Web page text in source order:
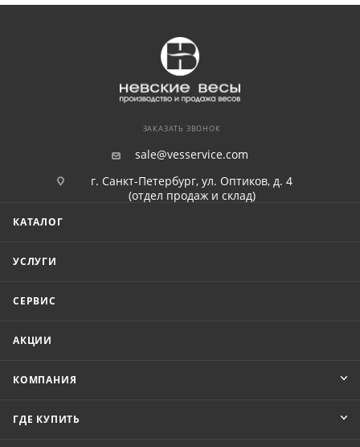
ЗАКАЗАТЬ ЗВОНОК
sale@vesservice.com
г. Санкт-Петербург, ул. Оптиков, д. 4
(отдел продаж и склад)
КАТАЛОГ
УСЛУГИ
СЕРВИС
АКЦИИ
КОМПАНИЯ
ГДЕ КУПИТЬ